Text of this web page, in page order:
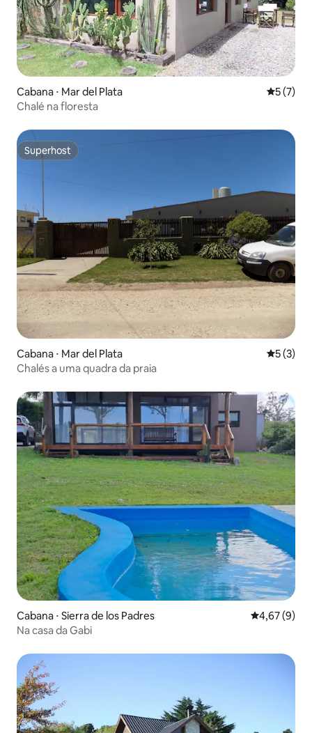
Cabana ⋅ Mar del Plata 5 de
5 (7)
Chalé na floresta
Superhost
Superhost
Cabana ⋅ Mar del Plata 5 de
5 (3)
Chalés a uma quadra da praia
Cabana ⋅ Sierra de los Padres 4,67 de uma
4,67 (9)
Na casa da Gabi